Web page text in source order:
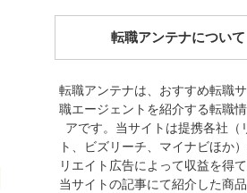
転職アンテナについて
転職アンテナは、おすすめ転職
職エージェントを紹介する転職
アです。当サイトは提携各社（
ト、ビズリーチ、マイナビほか
リエイト広告によって収益を得て
当サイトの記事にて紹介した商